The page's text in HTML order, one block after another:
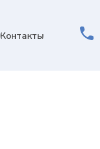
Контакты